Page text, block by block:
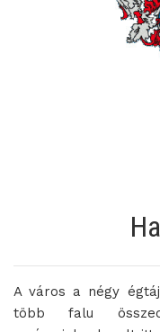
A város a négy
több falu